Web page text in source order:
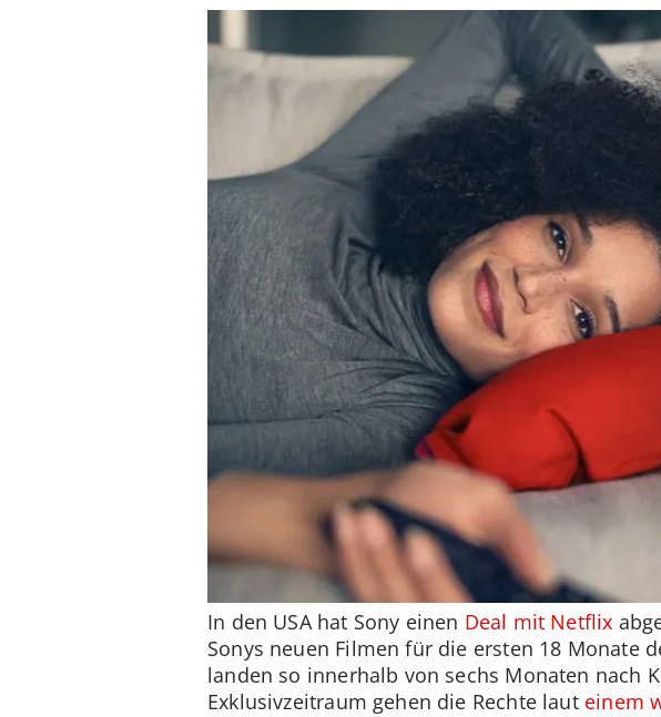
In den USA hat Sony einen Deal mit Netflix
Sonys neuen Filmen für die ersten 18 Monate
landen so innerhalb von sechs Monaten nach
Exklusivzeitraum gehen die Rechte laut einem